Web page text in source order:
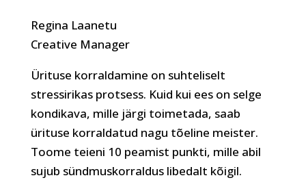
Regina Laanetu
Creative Manager
Ürituse korraldamine on suhteliselt
stressirikas protsess. Kuid kui ees on selge
kondikava, mille järgi toimetada, saab
ürituse korraldatud nagu tõeline meister.
Toome teieni 10 peamist punkti, mille abil
sujub sündmuskorraldus libedalt kõigil.